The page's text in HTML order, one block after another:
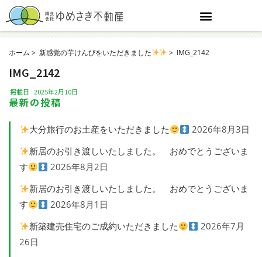
ホーム 新感覚の芋けんぴをいただきました IMG_2142
IMG_2142
掲載日 2025年2月10日
最新の投稿
大分旅行のお土産をいただきました
2026年8月3日
新居のお引き渡しいたしました。 おめでとうございま
す
2026年8月2日
新居のお引き渡しいたしました。 おめでとうございま
す
2026年8月1日
新築建売住宅のご成約いただきました
2026年7月
26日